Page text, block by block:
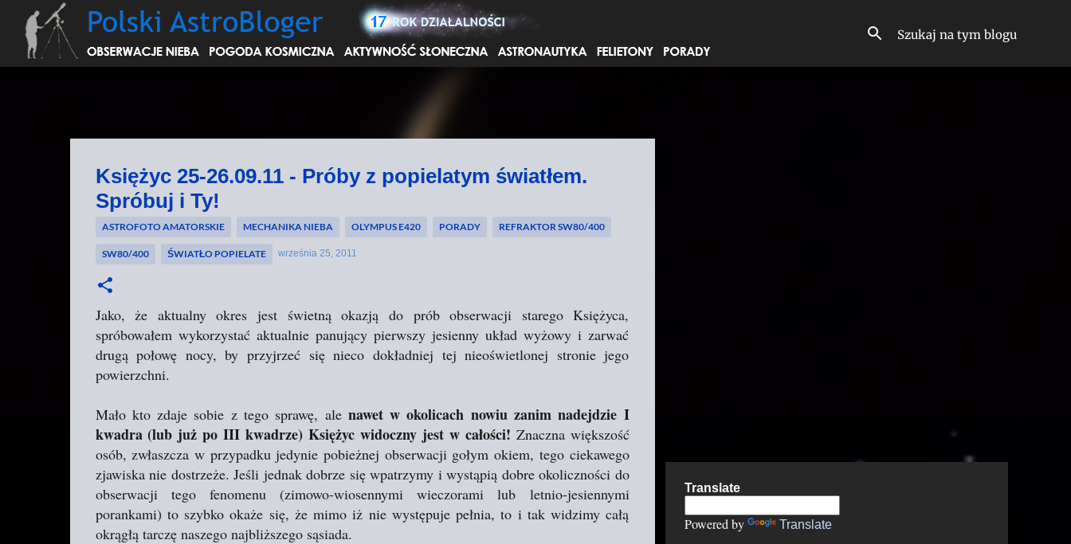
Przejdź do głównej zawartości
Księżyc 25-26.09.11 - Próby z popielatym światłem.
Spróbuj i Ty!
ASTROFOTO AMATORSKIE MECHANIKA NIEBA OLYMPUS E420 PORADY REFRAKTOR SW80/400
SW80/400 ŚWIATŁO POPIELATE września 25, 2011
Jako, że aktualny okres jest świetną okazją do prób obserwacji starego Księżyca,
spróbowałem wykorzystać aktualnie panujący pierwszy jesienny układ wyżowy i zarwać
drugą połowę nocy, by przyjrzeć się nieco dokładniej tej nieoświetlonej stronie jego
powierzchni.
Mało kto zdaje sobie z tego sprawę, ale nawet w okolicach nowiu zanim nadejdzie I
kwadra (lub już po III kwadrze) Księżyc widoczny jest w całości! Znaczna większość
osób, zwłaszcza w przypadku jedynie pobieżnej obserwacji gołym okiem, tego ciekawego
zjawiska nie dostrzeże. Jeśli jednak dobrze się wpatrzymy i wystąpią dobre okoliczności do
obserwacji tego fenomenu (zimowo-wiosennymi wieczorami lub letnio-jesiennymi
porankami) to szybko okaże się, że mimo iż nie występuje pełnia, to i tak widzimy całą
okrągłą tarczę naszego najbliższego sąsiada.
Translate
Powered by Translate